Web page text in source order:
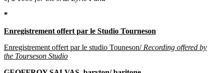
*
Enregistrement offert par le Studio Tourneson
Enregistrement offert par le studio Touneson/ Recording offered by
the Tourseson Studio